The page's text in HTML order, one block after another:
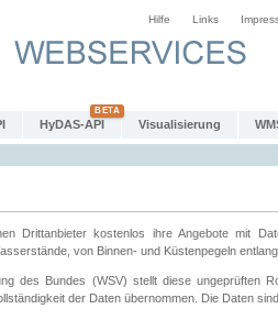
Hilfe Links
HyDAS-API Visualisierung
Drittanbieter kostenlos ihre Angebote mit
von Binnen- und Küstenpegeln
des Bundes (WSV) stellt diese ungeprüften
der Daten übernommen. Die Daten